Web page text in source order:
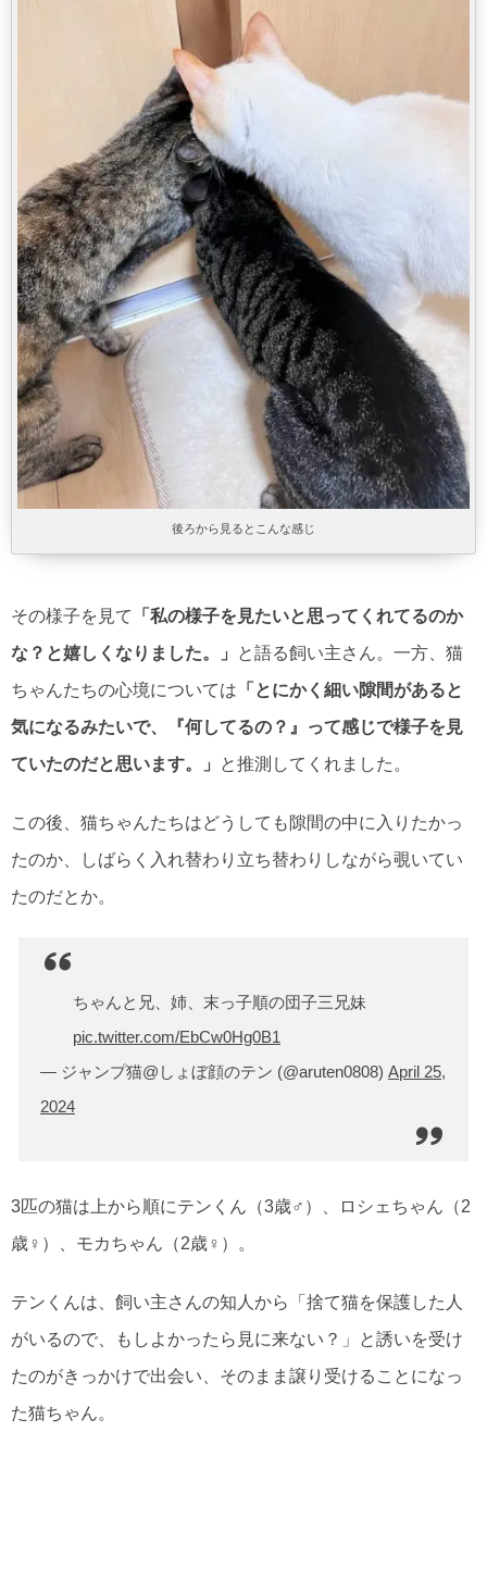
後ろから見るとこんな感じ
その様子を見て
「私の様子を見たいと思ってくれてるのか
な？と嬉しくなりました。」
と語る飼い主さん。一方、猫
ちゃんたちの心境については 「とにかく細い隙間があると
気になるみたいで、『何してるの？』って感じで様子を見
ていたのだと思います。」
と推測してくれました。
この後、猫ちゃんたちはどうしても隙間の中に入りたかっ
たのか、しばらく入れ替わり立ち替わりしながら覗いてい
たのだとか。
ちゃんと兄、姉、末っ子順の団子三兄妹
pic.twitter.com/EbCw0Hg0B1
— ジャンプ猫@しょぼ顔のテン (@aruten0808) April 25,
2024
3匹の猫は上から順にテンくん（3歳♂）、ロシェちゃん（2
歳♀）、モカちゃん（2歳♀）。
テンくんは、飼い主さんの知人から「捨て猫を保護した人
がいるので、もしよかったら見に来ない？」と誘いを受け
たのがきっかけで出会い、そのまま譲り受けることになっ
た猫ちゃん。